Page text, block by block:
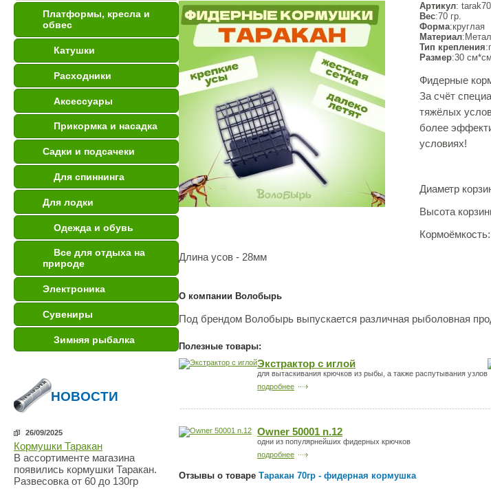
Платформы, кресла и
обвес
Катушки
Расходники
Аксессуары
Прикормка и насадка
Садки и подсачеки
Для спиннинга
Для лодки
Одежда и обувь
Все для отдыха на
природе
Электроника
Сувениры
Зимняя рыбалка
НОВОСТИ
26/09/2025
Кормушки Таракан
В ассортименте магазина
появились кормушки Таракан.
Развесовка от 60 до 130гр
Артикул:
Вес:70 гр.
Форма:круглая
Материал
Тип крепления
Размер:30
Фидерные
За счёт
тяжёлых
более
условиях!
Диаметр
Высота
Длина усов - 28мм
О компании Волобырь
Под брендом Волобырь выпускается различная рыболовная
Полезные товары:
Экстрактор с иглой
для вытаскивания крючков из рыбы, а также распутывания узлов
подробнее
Owner 50001 n.12
одни из популярнейших фидерных крючков
подробнее
Отзывы о товаре Таракан 70гр - фидерная кормушка